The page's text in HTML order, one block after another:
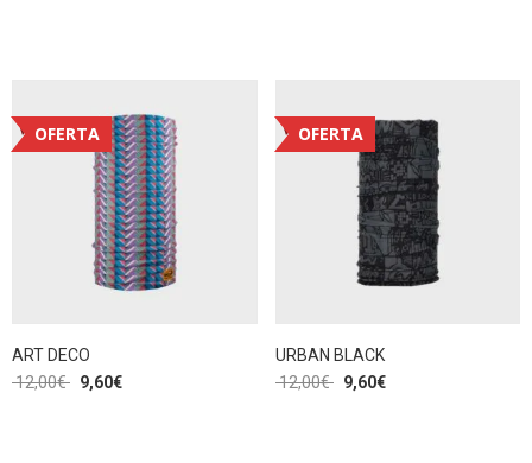
OFERTA
ART DECO
12,00€ 9,60€
OFERTA
URBAN BLACK
12,00€ 9,60€